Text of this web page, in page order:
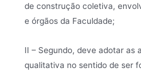
de construção coletiva,
e órgãos da Faculdade;
II – Segundo, deve adotar as
qualitativa no sentido de ser